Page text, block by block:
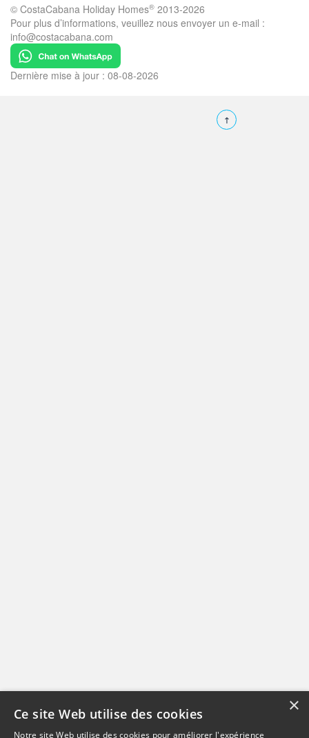
© CostaCabana Holiday Homes® 2013-2026
Pour plus d’informations, veuillez nous envoyer un e-mail :
info@costacabana.com
Dernière mise à jour : 08-08-2026
×
Ce site Web utilise des cookies
Notre site Web utilise des cookies pour améliorer l'expérience